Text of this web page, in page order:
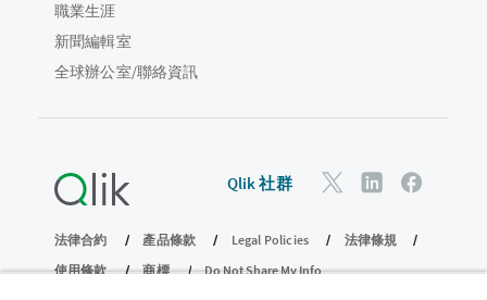
職業生涯
新聞編輯室
全球辦公室/聯絡資訊
Qlik 社群
法律合約 產品條款 Legal Policies
法律條規
使用條款
商標
Do Not Share My Info